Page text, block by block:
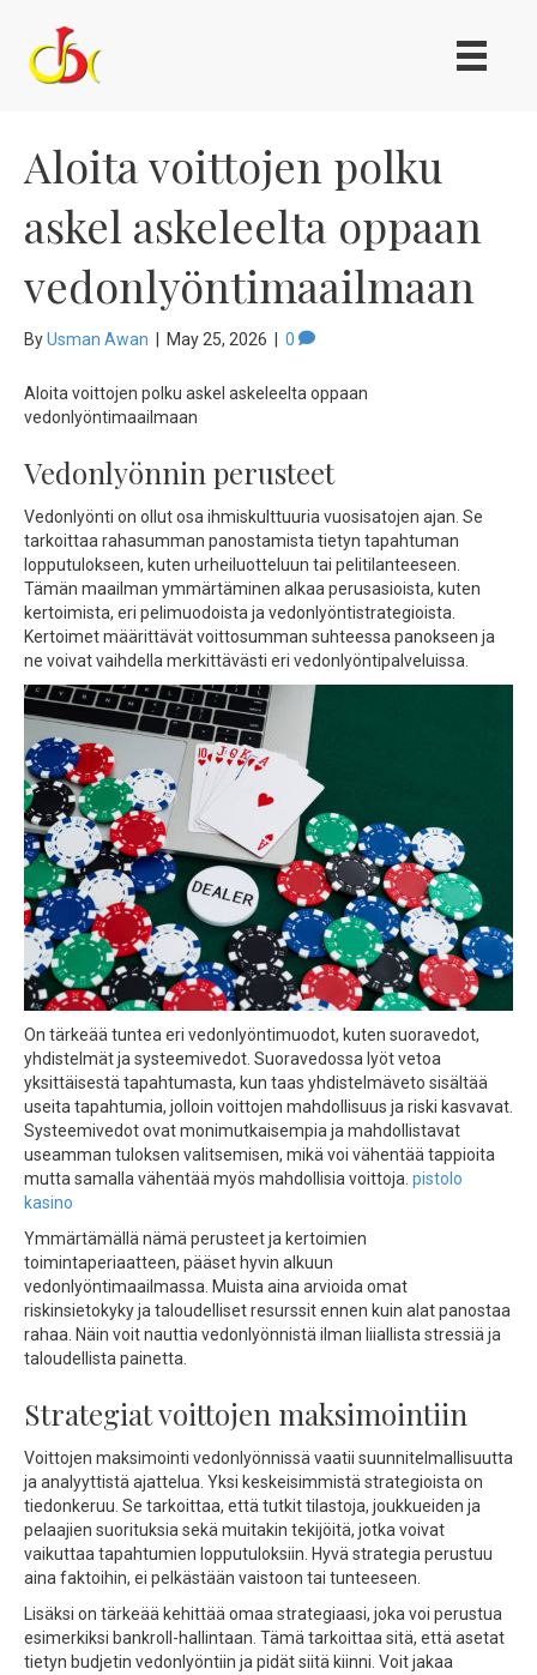
Aloita voittojen polku
askel askeleelta oppaan
vedonlyöntimaailmaan
ByUsman Awan May 25, 2026 0
Aloita voittojen polku askel askeleelta oppaan
vedonlyöntimaailmaan
Vedonlyönnin perusteet
Vedonlyönti on ollut osa ihmiskulttuuria vuosisatojen ajan. Se
tarkoittaa rahasumman panostamista tietyn tapahtuman
lopputulokseen, kuten urheiluotteluun tai pelitilanteeseen.
Tämän maailman ymmärtäminen alkaa perusasioista, kuten
kertoimista, eri pelimuodoista ja vedonlyöntistrategioista.
Kertoimet määrittävät voittosumman suhteessa panokseen ja
ne voivat vaihdella merkittävästi eri vedonlyöntipalveluissa.
On tärkeää tuntea eri vedonlyöntimuodot, kuten suoravedot,
yhdistelmät ja systeemivedot. Suoravedossa lyöt vetoa
yksittäisestä tapahtumasta, kun taas yhdistelmäveto sisältää
useita tapahtumia, jolloin voittojen mahdollisuus ja riski kasvavat.
Systeemivedot ovat monimutkaisempia ja mahdollistavat
useamman tuloksen valitsemisen, mikä voi vähentää tappioita
mutta samalla vähentää myös mahdollisia voittoja. pistolo
kasino
Ymmärtämällä nämä perusteet ja kertoimien
toimintaperiaatteen, pääset hyvin alkuun
vedonlyöntimaailmassa. Muista aina arvioida omat
riskinsietokyky ja taloudelliset resurssit ennen kuin alat panostaa
rahaa. Näin voit nauttia vedonlyönnistä ilman liiallista stressiä ja
taloudellista painetta.
Strategiat voittojen maksimointiin
Voittojen maksimointi vedonlyönnissä vaatii suunnitelmallisuutta
ja analyyttistä ajattelua. Yksi keskeisimmistä strategioista on
tiedonkeruu. Se tarkoittaa, että tutkit tilastoja, joukkueiden ja
pelaajien suorituksia sekä muitakin tekijöitä, jotka voivat
vaikuttaa tapahtumien lopputuloksiin. Hyvä strategia perustuu
aina faktoihin, ei pelkästään vaistoon tai tunteeseen.
Lisäksi on tärkeää kehittää omaa strategiaasi, joka voi perustua
esimerkiksi bankroll-hallintaan. Tämä tarkoittaa sitä, että asetat
tietyn budjetin vedonlyöntiin ja pidät siitä kiinni. Voit jakaa